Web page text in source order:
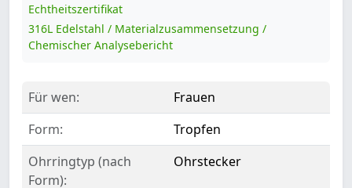
Echtheitszertifikat
316L Edelstahl / Materialzusammensetzung /
Chemischer Analysebericht
Für wen:
Frauen
Form:
Tropfen
Ohrringtyp (nach
Form):
Ohrstecker